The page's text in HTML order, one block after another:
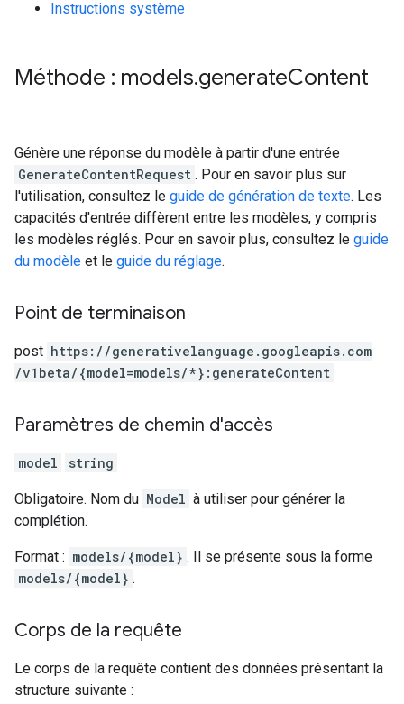
Instructions système
Méthode : models.generateContent
Génère une réponse du modèle à partir d'une entrée
GenerateContentRequest . Pour en savoir plus sur
l'utilisation, consultez le guide de génération de texte. Les
capacités d'entrée diffèrent entre les modèles, y compris
les modèles réglés. Pour en savoir plus, consultez le guide
du modèle et le guide du réglage.
Point de terminaison
post https: / /generativelanguage.googleapis.com
/v1beta/{model=models/*}:generateContent
Paramètres de chemin d'accès
model string
Obligatoire. Nom du Model à utiliser pour générer la
complétion.
Format : models/{model} . Il se présente sous la forme
models/{model} .
Corps de la requête
Le corps de la requête contient des données présentant la
structure suivante :